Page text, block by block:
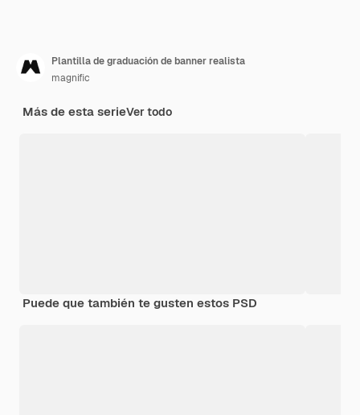
Plantilla de graduación de banner realista
magnific
Más de esta serieVer todo
Puede que también te gusten estos PSD